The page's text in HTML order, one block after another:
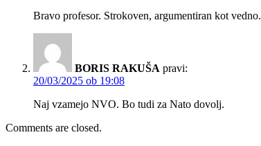
Bravo profesor. Strokoven, argumentiran kot vedno.
BORIS RAKUŠA pravi:
20/03/2025 ob 19:08
Naj vzamejo NVO. Bo tudi za Nato dovolj.
Comments are closed.